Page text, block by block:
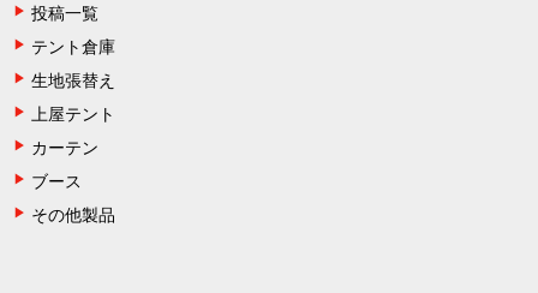
投稿一覧
テント倉庫
生地張替え
上屋テント
カーテン
ブース
その他製品